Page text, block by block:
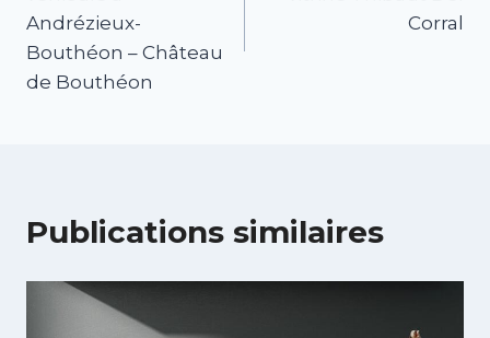
Andrézieux-
Bouthéon – Château
de Bouthéon
Corral
Publications similaires